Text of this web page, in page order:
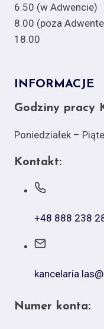
6.50 (w Adwencie)
8.00 (poza
18.00
INFORMACJE
Godziny pracy
Poniedziałek –
Kontakt:
+48 888 238
Numer konta: